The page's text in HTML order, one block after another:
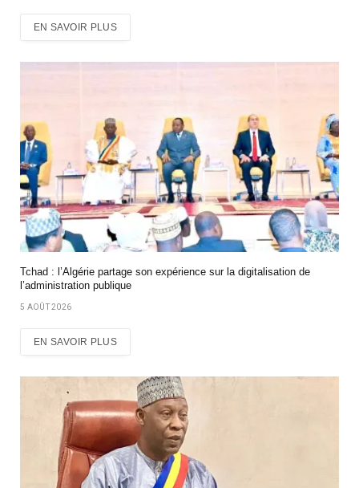
EN SAVOIR PLUS
Tchad : l’Algérie partage son expérience sur la digitalisation de
l’administration publique
5 AOÛT 2026
EN SAVOIR PLUS